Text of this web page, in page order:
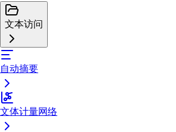
文本访问
自动摘要
文体计量网络